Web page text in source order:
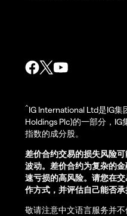
^IG International Ltd是IG
Holdings Plc)的一部分，
指数的成分股。
差价合约交易的损失风险
波动。差价合约为复杂的
速亏损的高风险。请您在
作方式，并评估自己能否承
敬请注意中文语言服务并